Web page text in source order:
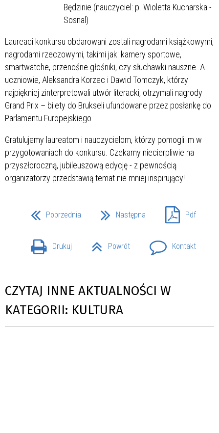
Będzinie (nauczyciel: p. Wioletta Kucharska -
Sosnal)
Laureaci konkursu obdarowani zostali nagrodami książkowymi,
nagrodami rzeczowymi, takimi jak: kamery sportowe,
smartwatche, przenośne głośniki, czy słuchawki nauszne. A
uczniowie, Aleksandra Korzec i Dawid Tomczyk, którzy
najpiękniej zinterpretowali utwór literacki, otrzymali nagrody
Grand Prix – bilety do Brukseli ufundowane przez posłankę do
Parlamentu Europejskiego.
Gratulujemy laureatom i nauczycielom, którzy pomogli im w
przygotowaniach do konkursu. Czekamy niecierpliwie na
przyszłoroczną, jubileuszową edycję - z pewnością
organizatorzy przedstawią temat nie mniej inspirujący!
Poprzednia Następna Pdf
Drukuj Powrót Kontakt
CZYTAJ INNE AKTUALNOŚCI W
KATEGORII: KULTURA